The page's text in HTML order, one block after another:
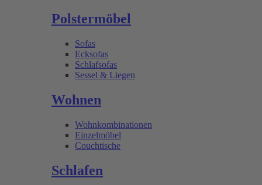
Polstermöbel
Sofas
Ecksofas
Schlafsofas
Sessel & Liegen
Wohnen
Wohnkombinationen
Einzelmöbel
Couchtische
Schlafen